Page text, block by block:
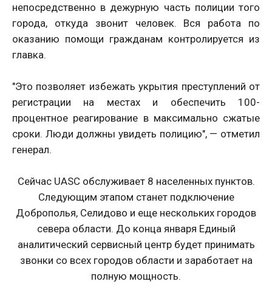
непосредственно в дежурную часть полиции того
города, откуда звонит человек. Вся работа по
оказанию помощи гражданам контролируется из
главка.
"Это позволяет избежать укрытия преступлений от
регистрации на местах и обеспечить 100-
процентное реагирование в максимально сжатые
сроки. Люди должны увидеть полицию", — отметил
генерал.
Сейчас UASC обслуживает 8 населенных пунктов.
Следующим этапом станет подключение
Доброполья, Селидово и еще нескольких городов
севера области. До конца января Единый
аналитический сервисный центр будет принимать
звонки со всех городов области и заработает на
полную мощность.